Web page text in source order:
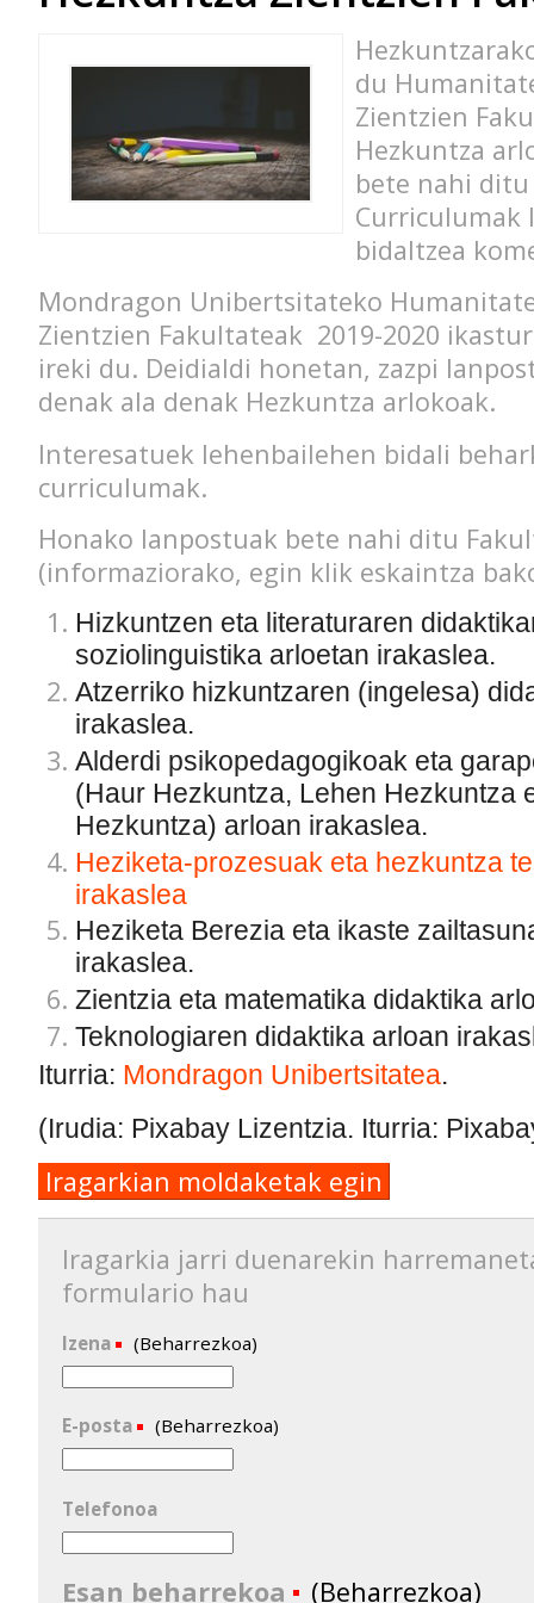
du
Zientzien
Hezkuntza
bete nahi
Curriculumak
bidaltzea
Mondragon Unibertsitateko
Zientzien Fakultateak 2019-2020
ireki du. Deidialdi honetan, zazpi
denak ala denak Hezkuntza arlokoak.
Interesatuek lehenbailehen bidali
curriculumak.
Honako lanpostuak bete nahi ditu
(informaziorako, egin klik eskaintza
Hizkuntzen eta literaturaren
soziolinguistika arloetan irakaslea.
Atzerriko hizkuntzaren (ingelesa)
irakaslea.
Alderdi psikopedagogikoak eta
(Haur Hezkuntza, Lehen Hezkuntza
Hezkuntza) arloan irakaslea.
Heziketa-prozesuak eta hezkuntza
irakaslea
Heziketa Berezia eta ikaste
irakaslea.
Zientzia eta matematika didaktika
Teknologiaren didaktika arloan
Iturria: Mondragon Unibertsitatea.
(Irudia: Pixabay Lizentzia. Iturria:
Iragarkian moldaketak egin
Iragarkia jarri duenarekin
formulario hau
Izena (Beharrezkoa)
E-posta (Beharrezkoa)
Telefonoa
Esan beharrekoa (Beharrezkoa)